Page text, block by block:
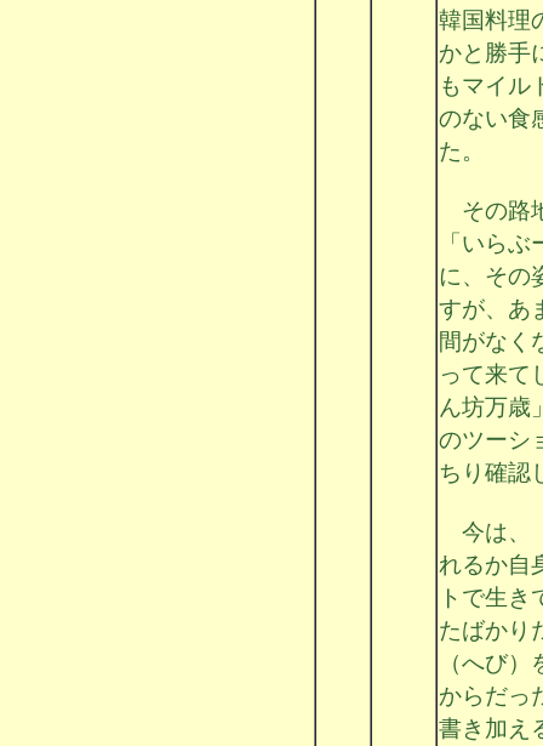
韓国料理
かと勝手
もマイル
のない食
た。
その路
「いら
に、その
すが、あ
間がなく
って来て
ん坊万歳
のツーシ
ちり確認
今は、
れるか自
トで生
たばかり
（へび
からだっ
書き加え